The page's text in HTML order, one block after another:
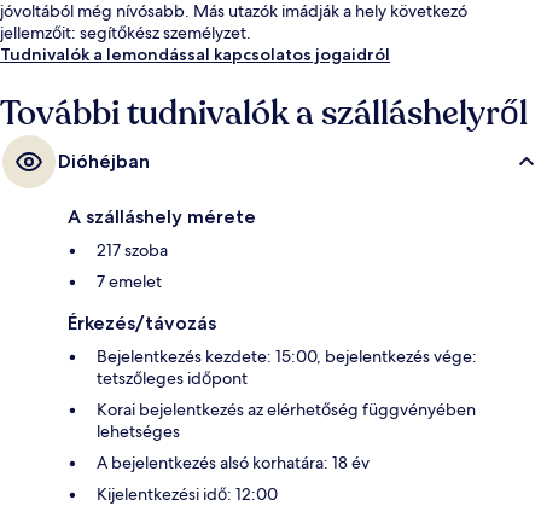
jóvoltából még nívósabb. Más utazók imádják a hely következó
jellemzőit: segítőkész személyzet.
Tudnivalók a lemondással kapcsolatos jogaidról
További tudnivalók a szálláshelyről
Dióhéjban
A szálláshely mérete
217 szoba
7 emelet
Érkezés/távozás
Bejelentkezés kezdete: 15:00, bejelentkezés vége:
tetszőleges időpont
Korai bejelentkezés az elérhetőség függvényében
lehetséges
A bejelentkezés alsó korhatára: 18 év
Kijelentkezési idő: 12:00